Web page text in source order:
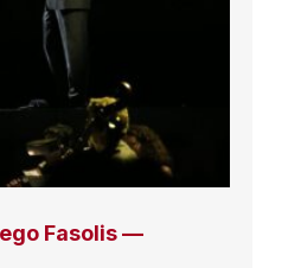
Fasolis —